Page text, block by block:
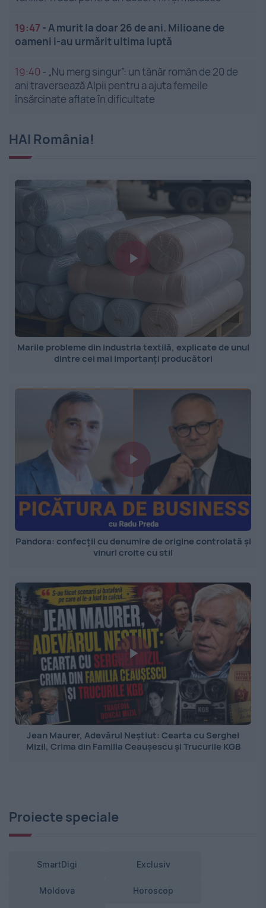
19:47 -A murit la doar 26 de ani. Milioane de
oameni i-au urmărit ultima luptă
19:40 - „Nu merg singur”: un tânăr român de 20 de
ani traversează Alpii pentru a ajuta femeile
însărcinate aflate în dificultate
HAI România!
Marile probleme din industria textilă, explicate de unul
dintre cei mai importanți producători
Pandora: confecții cu denumire de origine controlată și
vinuri croite cu stil
Jean Maurer, Adevărul Neștiut: Cearta cu Serghei
Mizil, Crima din Familia Ceaușescu și Trucurile KGB
Proiecte speciale
SmartDigi Exclusiv
Moldova Horoscop